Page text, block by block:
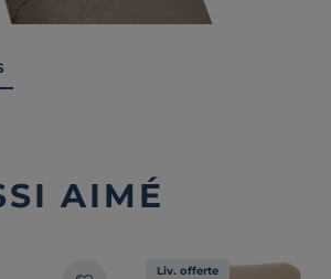
AIMÉ
Liv. offerte